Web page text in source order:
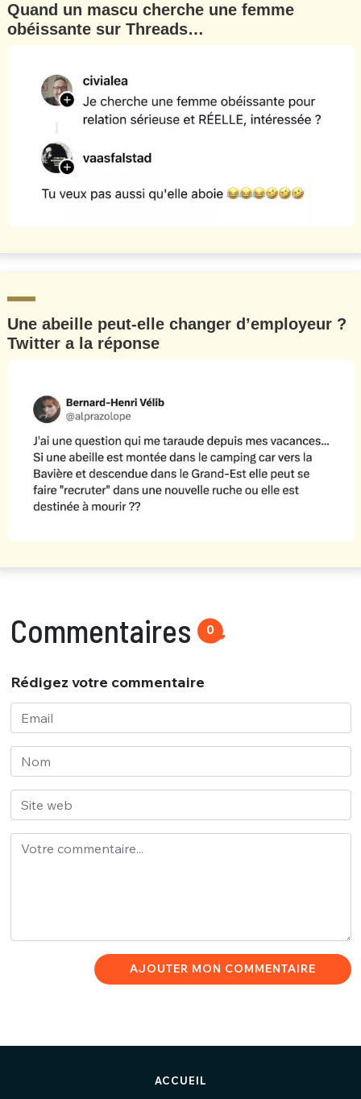
Quand un mascu cherche une femme
obéissante sur Threads…
Une abeille peut-elle changer d’employeur ?
Twitter a la réponse
Commentaires 0
Rédigez votre commentaire
AJOUTER MON COMMENTAIRE
ACCUEIL